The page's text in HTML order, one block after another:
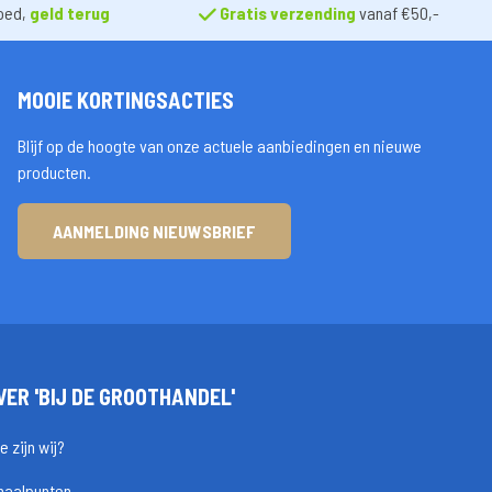
geld terug Gratis verzending vanaf €50,-
MOOIE KORTINGSACTIES
Blijf op de hoogte van onze actuele aanbiedingen en nieuwe
producten.
AANMELDING NIEUWSBRIEF
'BIJ DE GROOTHANDEL'
zijn wij?